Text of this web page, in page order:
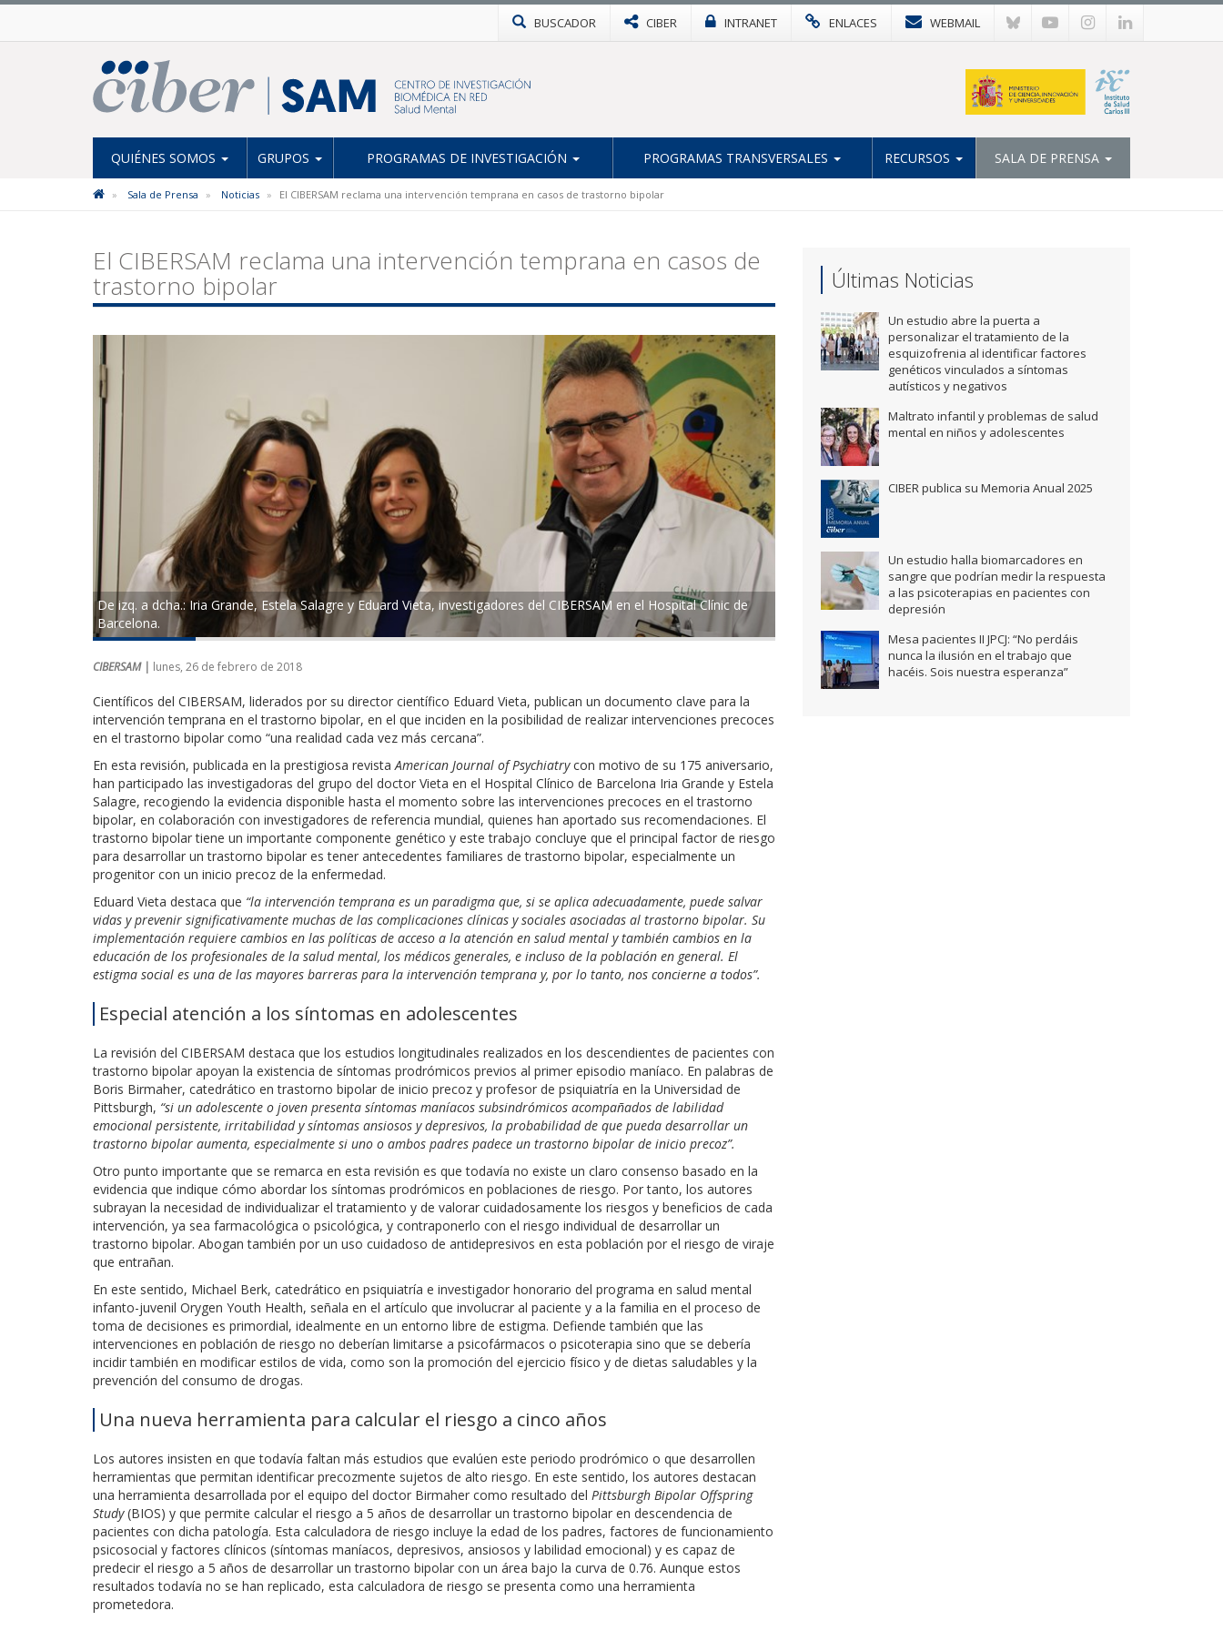
BUSCADOR CIBER INTRANET ENLACES WEBMAIL
QUIÉNES SOMOS GRUPOS PROGRAMAS DE INVESTIGACIÓN PROGRAMAS TRANSVERSALES RECURSOS SALA DE PRENSA
Sala de Prensa Noticias El CIBERSAM reclama una intervención temprana en casos de trastorno bipolar
El CIBERSAM reclama una intervención temprana en casos de
trastorno bipolar
De izq. a dcha.: Iria Grande, Estela Salagre y Eduard Vieta, investigadores del CIBERSAM en el Hospital Clínic de
Barcelona.
CIBERSAM | lunes, 26 de febrero de 2018
Científicos del CIBERSAM, liderados por su director científico Eduard Vieta, publican un documento clave para la
intervención temprana en el trastorno bipolar, en el que inciden en la posibilidad de realizar intervenciones precoces
en el trastorno bipolar como “una realidad cada vez más cercana”.
En esta revisión, publicada en la prestigiosa revista American Journal of Psychiatrycon motivo de su 175 aniversario,
han participado las investigadoras del grupo del doctor Vieta en el Hospital Clínico de Barcelona Iria Grande y Estela
Salagre, recogiendo la evidencia disponible hasta el momento sobre las intervenciones precoces en el trastorno
bipolar, en colaboración con investigadores de referencia mundial, quienes han aportado sus recomendaciones. El
trastorno bipolar tiene un importante componente genético y este trabajo concluye que el principal factor de riesgo
para desarrollar un trastorno bipolar es tener antecedentes familiares de trastorno bipolar, especialmente un
progenitor con un inicio precoz de la enfermedad.
Eduard Vieta destaca que “la intervención temprana es un paradigma que, si se aplica adecuadamente, puede salvar
vidas y prevenir significativamente muchas de las complicaciones clínicas y sociales asociadas al trastorno bipolar. Su
implementación requiere cambios en las políticas de acceso a la atención en salud mental y también cambios en la
educación de los profesionales de la salud mental, los médicos generales, e incluso de la población en general. El
estigma social es una de las mayores barreras para la intervención temprana y, por lo tanto, nos concierne a todos”.
Especial atención a los síntomas en adolescentes
La revisión del CIBERSAM destaca que los estudios longitudinales realizados en los descendientes de pacientes con
trastorno bipolar apoyan la existencia de síntomas prodrómicos previos al primer episodio maníaco. En palabras de
Boris Birmaher, catedrático en trastorno bipolar de inicio precoz y profesor de psiquiatría en la Universidad de
Pittsburgh, “si un adolescente o joven presenta síntomas maníacos subsindrómicos acompañados de labilidad
emocional persistente, irritabilidad y síntomas ansiosos y depresivos, la probabilidad de que pueda desarrollar un
trastorno bipolar aumenta, especialmente si uno o ambos padres padece un trastorno bipolar de inicio precoz”.
Otro punto importante que se remarca en esta revisión es que todavía no existe un claro consenso basado en la
evidencia que indique cómo abordar los síntomas prodrómicos en poblaciones de riesgo. Por tanto, los autores
subrayan la necesidad de individualizar el tratamiento y de valorar cuidadosamente los riesgos y beneficios de cada
intervención, ya sea farmacológica o psicológica, y contraponerlo con el riesgo individual de desarrollar un
trastorno bipolar. Abogan también por un uso cuidadoso de antidepresivos en esta población por el riesgo de viraje
que entrañan.
En este sentido, Michael Berk, catedrático en psiquiatría e investigador honorario del programa en salud mental
infanto-juvenil Orygen Youth Health, señala en el artículo que involucrar al paciente y a la familia en el proceso de
toma de decisiones es primordial, idealmente en un entorno libre de estigma. Defiende también que las
intervenciones en población de riesgo no deberían limitarse a psicofármacos o psicoterapia sino que se debería
incidir también en modificar estilos de vida, como son la promoción del ejercicio físico y de dietas saludables y la
prevención del consumo de drogas.
Una nueva herramienta para calcular el riesgo a cinco años
Los autores insisten en que todavía faltan más estudios que evalúen este periodo prodrómico o que desarrollen
herramientas que permitan identificar precozmente sujetos de alto riesgo. En este sentido, los autores destacan
una herramienta desarrollada por el equipo del doctor Birmaher como resultado del Pittsburgh Bipolar Offspring
Study(BIOS) y que permite calcular el riesgo a 5 años de desarrollar un trastorno bipolar en descendencia de
pacientes con dicha patología. Esta calculadora de riesgo incluye la edad de los padres, factores de funcionamiento
psicosocial y factores clínicos (síntomas maníacos, depresivos, ansiosos y labilidad emocional) y es capaz de
predecir el riesgo a 5 años de desarrollar un trastorno bipolar con un área bajo la curva de 0.76. Aunque estos
resultados todavía no se han replicado, esta calculadora de riesgo se presenta como una herramienta
prometedora.
Últimas Noticias
Un estudio abre la puerta a
personalizar el tratamiento de la
esquizofrenia al identificar factores
genéticos vinculados a síntomas
autísticos y negativos
Maltrato infantil y problemas de salud
mental en niños y adolescentes
CIBER publica su Memoria Anual 2025
Un estudio halla biomarcadores en
sangre que podrían medir la respuesta
a las psicoterapias en pacientes con
depresión
Mesa pacientes II JPCJ: “No perdáis
nunca la ilusión en el trabajo que
hacéis. Sois nuestra esperanza”